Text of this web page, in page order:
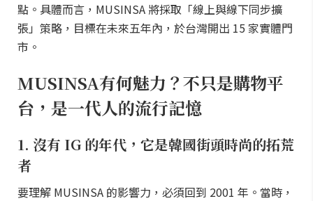
點。具體而言，MUSINSA 將採取「線上與線下同步擴
張」策略，目標在未來五年內，於台灣開出 15 家實體門
市。
MUSINSA有何魅力？不只是購物平
台，是一代人的流行記憶
1. 沒有 IG 的年代，它是韓國街頭時尚的拓荒
者
要理解 MUSINSA 的影響力，必須回到 2001 年。當時，